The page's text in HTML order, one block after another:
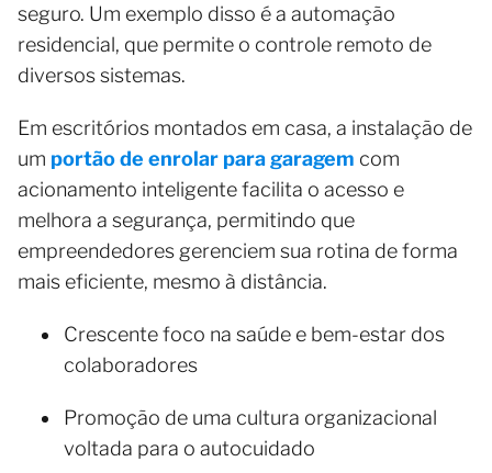
seguro. Um exemplo disso é a automação
residencial, que permite o controle remoto de
diversos sistemas.
Em escritórios montados em casa, a instalação de
um portão de enrolar para garagem com
acionamento inteligente facilita o acesso e
melhora a segurança, permitindo que
empreendedores gerenciem sua rotina de forma
mais eficiente, mesmo à distância.
Crescente foco na saúde e bem-estar dos
colaboradores
Promoção de uma cultura organizacional
voltada para o autocuidado